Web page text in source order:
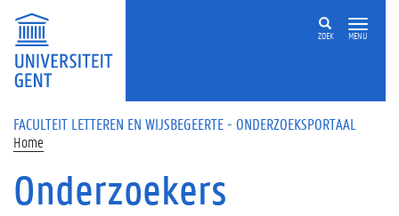
Overslaan en naar de inhoud gaan
ZOEK MENU
FACULTEIT LETTEREN EN WIJSBEGEERTE - ONDERZOEKSPORTAAL
Home
Onderzoekers